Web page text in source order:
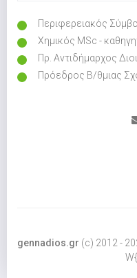
Περιφερειακός
Χημικός MSc -
Πρ. Αντιδήμαρχος
Πρόεδρος Β/θμιας
gennadios.gr (c) 2012 -